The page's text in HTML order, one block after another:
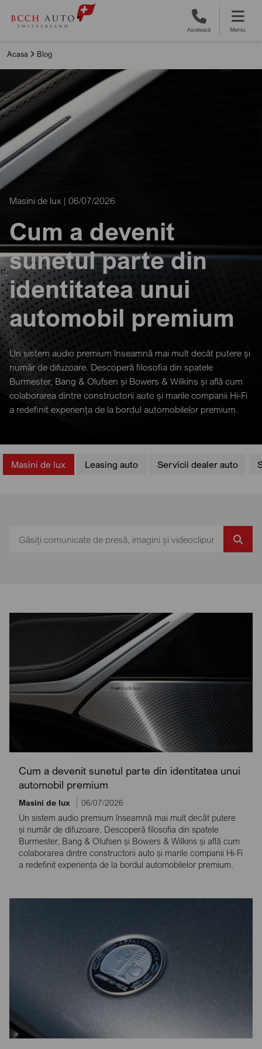
Apelează Meniu
Acasa Blog
Masini de lux | 06/07/2026
Cum a devenit
sunetul parte din
identitatea unui
automobil premium
Un sistem audio premium înseamnă mai mult decât putere și
număr de difuzoare. Descoperă filosofia din spatele
Burmester, Bang & Olufsen și Bowers & Wilkins și află cum
colaborarea dintre constructorii auto și marile companii Hi-Fi
a redefinit experiența de la bordul automobilelor premium.
Masini de lux Leasing auto Servicii dealer auto
Cum a devenit sunetul parte din identitatea unui
automobil premium
Masini de lux 06/07/2026
Un sistem audio premium înseamnă mai mult decât putere
și număr de difuzoare. Descoperă filosofia din spatele
Burmester, Bang & Olufsen și Bowers & Wilkins și află cum
colaborarea dintre constructorii auto și marile companii Hi-Fi
a redefinit experiența de la bordul automobilelor premium.